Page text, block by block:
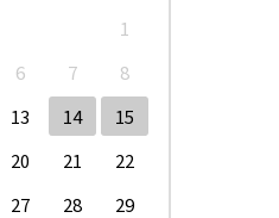
1
6 7
8
13 14
15
20 21
22
27 28
29